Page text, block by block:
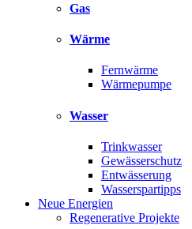
Gas
Wärme
Fernwärme
Wärmepumpe
Wasser
Trinkwasser
Gewässerschutz
Entwässerung
Wasserspartipps
Neue Energien
Regenerative Projekte